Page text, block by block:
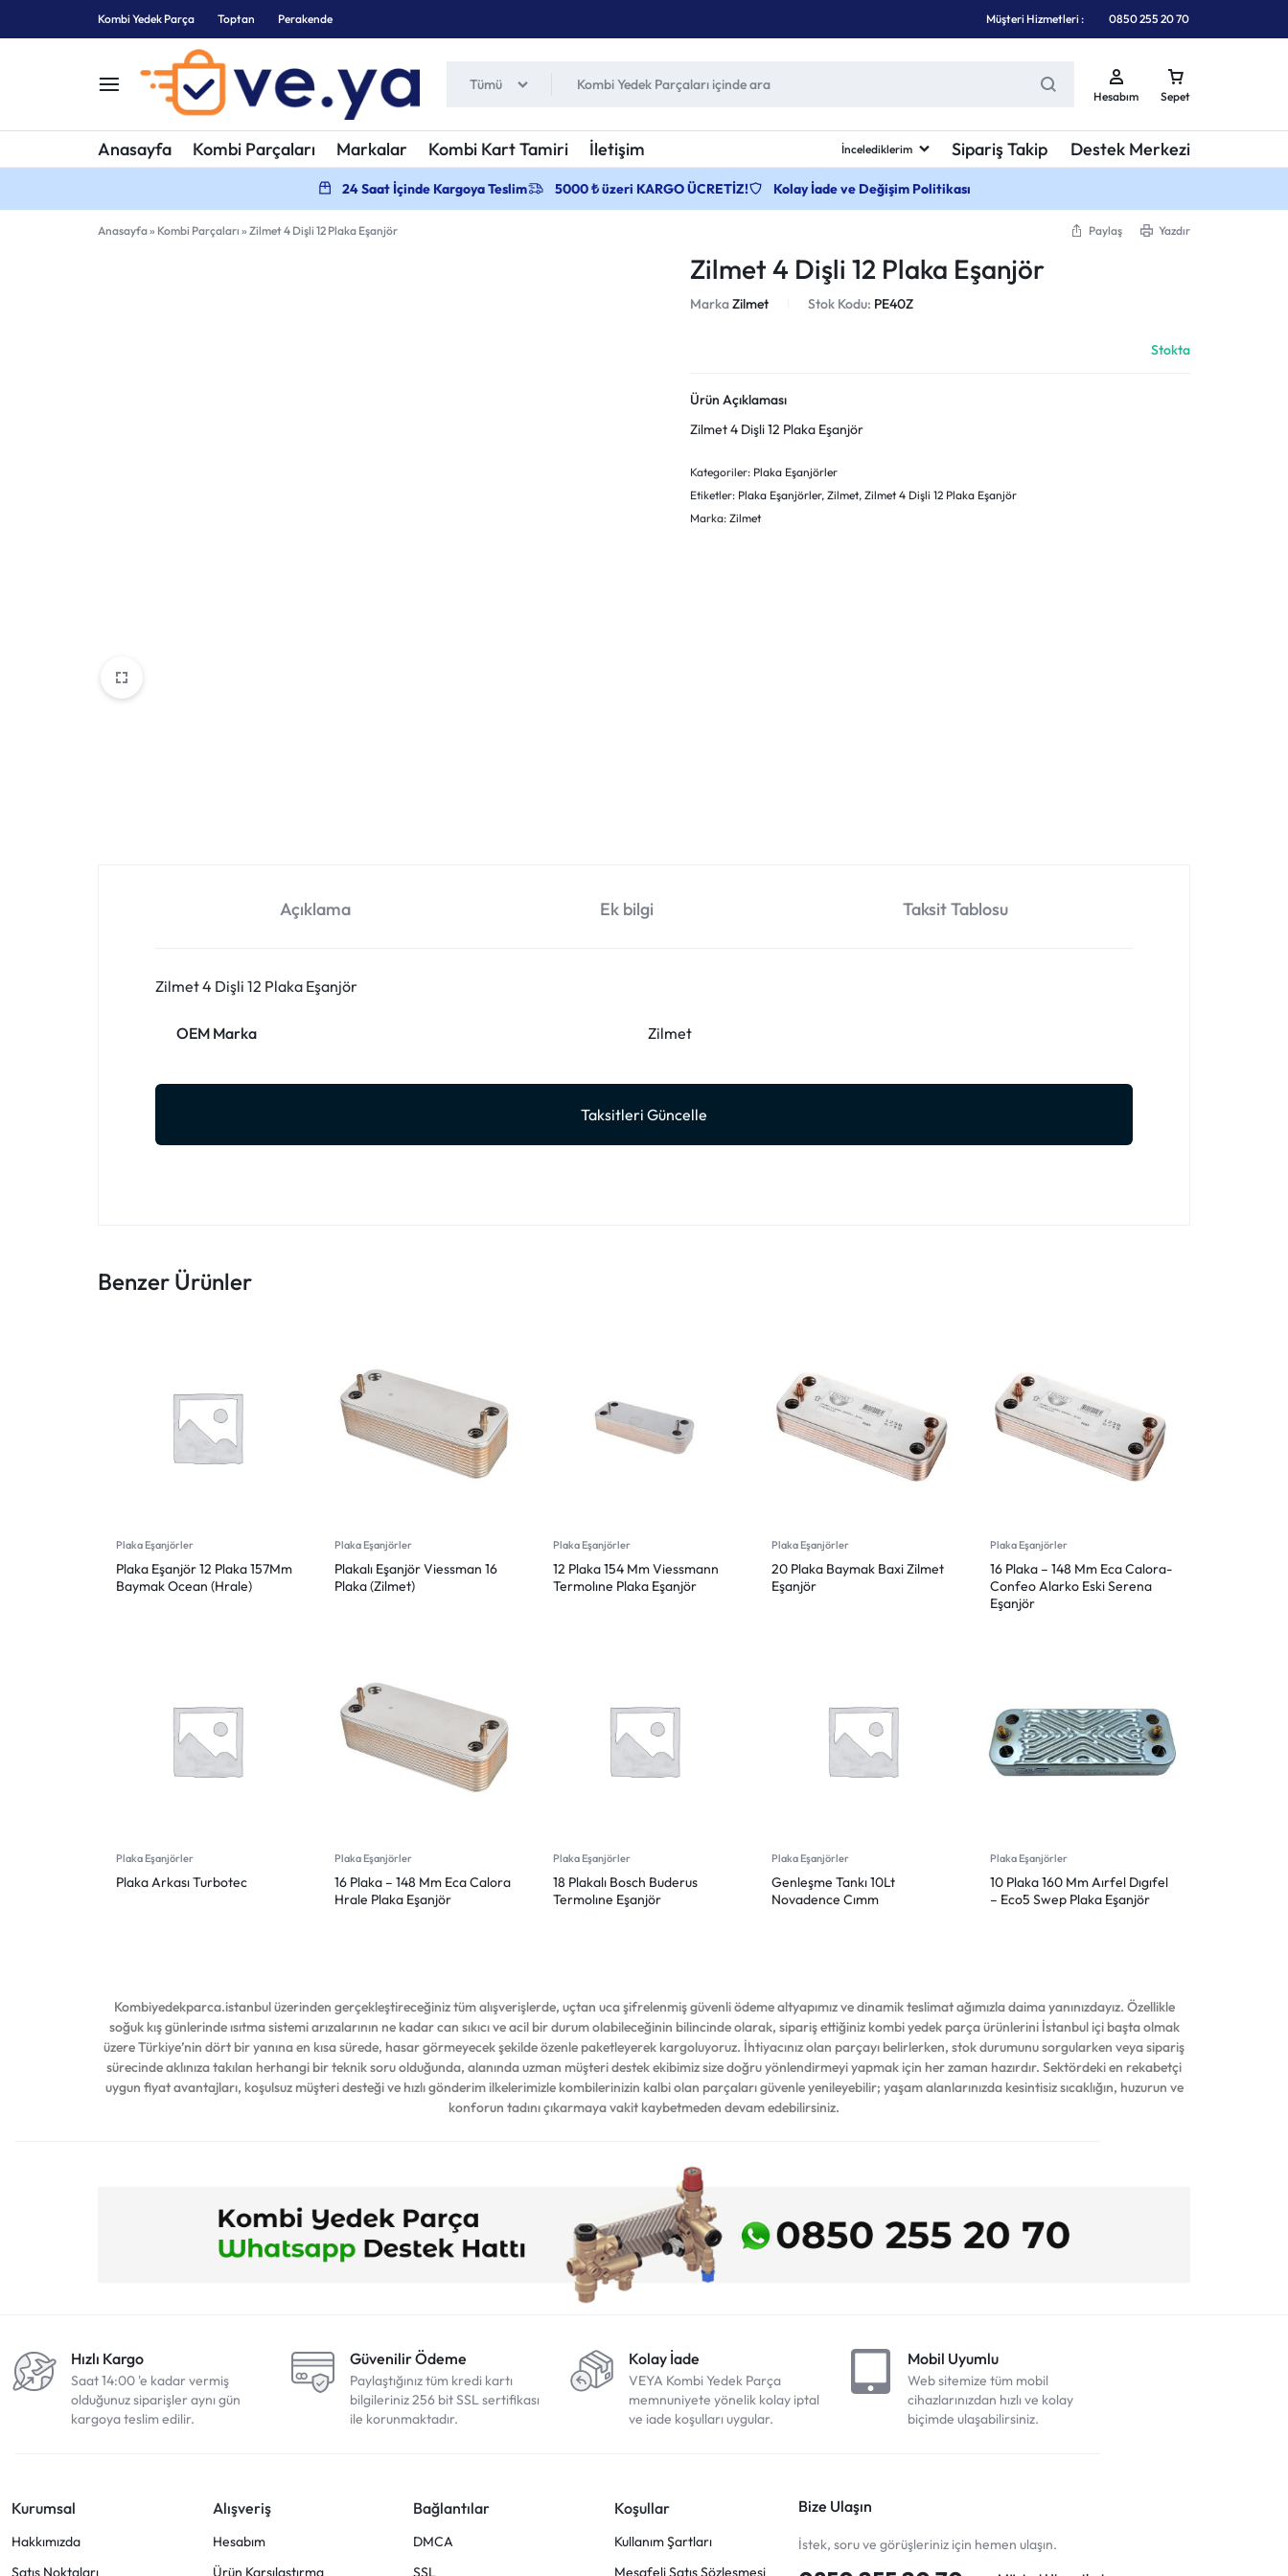
Kombi Yedek Parça Toptan Perakende Müşteri Hizmetleri : 0850 255 20 70
KOMBI
PARÇA
KOMBI
Tümü
Hesabım Sepet
Anasayfa Kombi Parçaları Markalar Kombi Kart Tamiri İletişim İncelediklerim Sipariş Takip Destek Merkezi
24 Saat İçinde Kargoya Teslim 5000 ₺ üzeri KARGO ÜCRETİZ! Kolay İade ve Değişim Politikası
Anasayfa» Kombi Parçaları » Zilmet 4 Dişli 12 Plaka Eşanjör Paylaş Yazdır
Zilmet 4 Dişli 12 Plaka Eşanjör
MarkaZilmet Stok Kodu: PE40Z
Stokta
Ürün Açıklaması
Zilmet 4 Dişli 12 Plaka Eşanjör
Kategoriler: Plaka Eşanjörler
Etiketler: Plaka Eşanjörler,Zilmet,Zilmet 4 Dişli 12 Plaka Eşanjör
Marka:Zilmet
Açıklama Ek bilgi Taksit Tablosu
Zilmet 4 Dişli 12 Plaka Eşanjör
OEM Marka Zilmet
Taksitleri Güncelle
Benzer Ürünler
Plaka Eşanjörler
Plaka Eşanjör 12 Plaka 157Mm
Baymak Ocean (Hrale)
Plaka Eşanjörler
Plakalı Eşanjör Viessman 16
Plaka (Zilmet)
Plaka Eşanjörler
12 Plaka 154 Mm Viessmann
Termolıne Plaka Eşanjör
Plaka Eşanjörler
20 Plaka Baymak Baxi Zilmet
Eşanjör
Plaka Eşanjörler
16 Plaka – 148 Mm Eca Calora-
Confeo Alarko Eski Serena
Eşanjör
Plaka Eşanjörler
Plaka Arkası Turbotec
Plaka Eşanjörler
16 Plaka – 148 Mm Eca Calora
Hrale Plaka Eşanjör
Plaka Eşanjörler
18 Plakalı Bosch Buderus
Termolıne Eşanjör
Plaka Eşanjörler
Genleşme Tankı 10Lt
Novadence Cımm
Plaka Eşanjörler
10 Plaka 160 Mm Aırfel Dıgıfel
– Eco5 Swep Plaka Eşanjör
Kombiyedekparca.istanbul üzerinden gerçekleştireceğiniz tüm alışverişlerde, uçtan uca şifrelenmiş güvenli ödeme altyapımız ve dinamik teslimat ağımızla daima yanınızdayız. Özellikle
soğuk kış günlerinde ısıtma sistemi arızalarının ne kadar can sıkıcı ve acil bir durum olabileceğinin bilincinde olarak, sipariş ettiğiniz kombi yedek parça ürünlerini İstanbul içi başta olmak
üzere Türkiye’nin dört bir yanına en kısa sürede, hasar görmeyecek şekilde özenle paketleyerek kargoluyoruz. İhtiyacınız olan parçayı belirlerken, stok durumunu sorgularken veya sipariş
sürecinde aklınıza takılan herhangi bir teknik soru olduğunda, alanında uzman müşteri destek ekibimiz size doğru yönlendirmeyi yapmak için her zaman hazırdır. Sektördeki en rekabetçi
uygun fiyat avantajları, koşulsuz müşteri desteği ve hızlı gönderim ilkelerimizle kombilerinizin kalbi olan parçaları güvenle yenileyebilir; yaşam alanlarınızda kesintisiz sıcaklığın, huzurun ve
konforun tadını çıkarmaya vakit kaybetmeden devam edebilirsiniz.
Hızlı Kargo
Saat 14:00 'e kadar vermiş
olduğunuz siparişler aynı gün
kargoya teslim edilir.
Güvenilir Ödeme
Paylaştığınız tüm kredi kartı
bilgileriniz 256 bit SSL sertifikası
ile korunmaktadır.
Kolay İade
VEYA Kombi Yedek Parça
memnuniyete yönelik kolay iptal
ve iade koşulları uygular.
Mobil Uyumlu
Web sitemize tüm mobil
cihazlarınızdan hızlı ve kolay
biçimde ulaşabilirsiniz.
Kurumsal
Hakkımızda
Satış Noktaları
Alışveriş
Hesabım
Ürün Karşılaştırma
Bağlantılar
DMCA
SSL
Koşullar
Kullanım Şartları
Mesafeli Satış Sözleşmesi
Bize Ulaşın
İstek, soru ve görüşleriniz için hemen ulaşın.